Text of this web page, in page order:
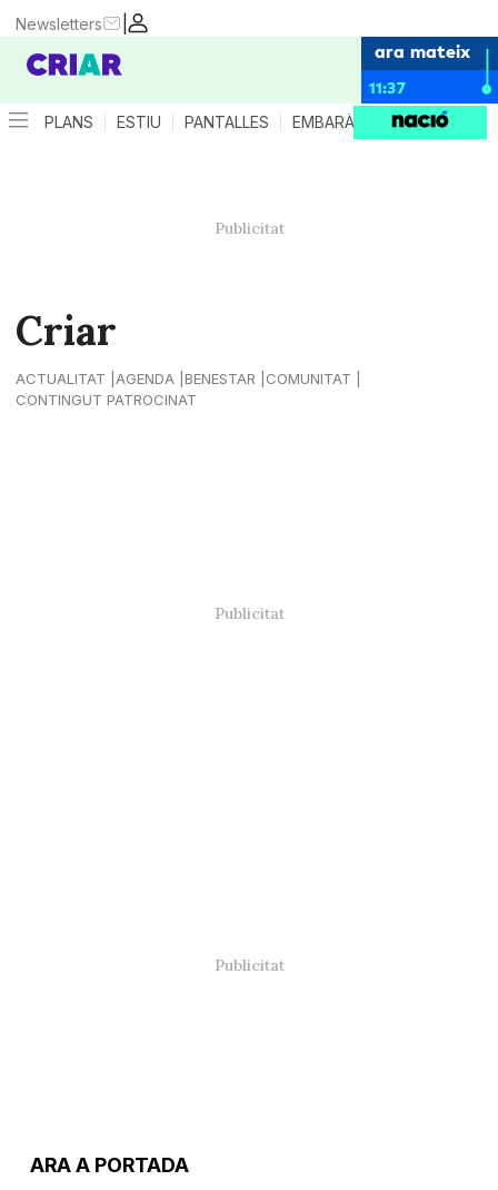
|
Newsletters
ara mateix
11:37
PLANS ESTIU PANTALLES EMBARÀS CRIANÇA
Criar
ACTUALITAT AGENDA BENESTAR
COMUNITAT
CONTINGUT PATROCINAT
ARA A PORTADA